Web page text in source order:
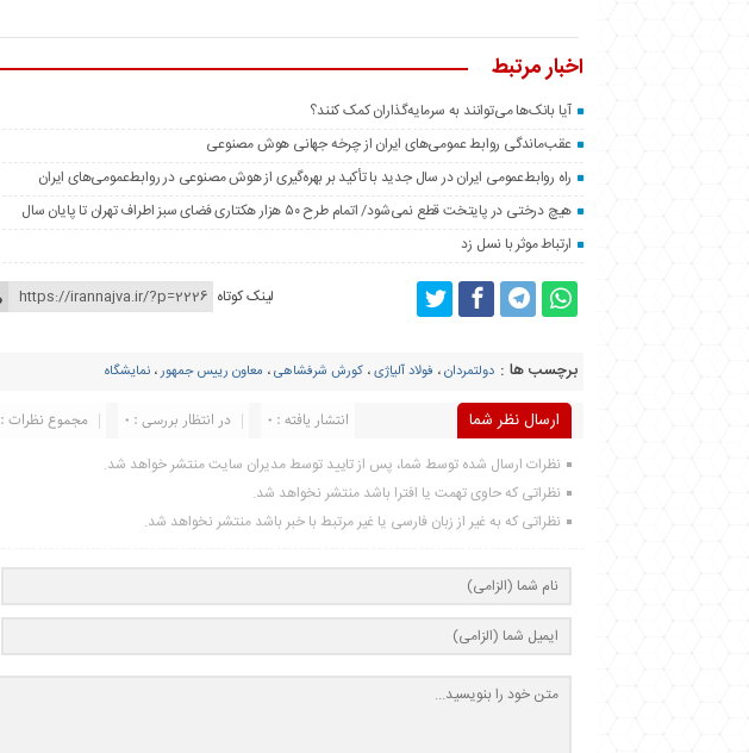
اخبار مرتبط
آیا بانک‌ها می‌توانند به سرمایه‌گذاران کمک کنند؟
عقب‌ماندگی روابط عمومی‌های ایران از چرخه جهانی هوش مصنوعی
راه روابط‌عمومی ایران در سال جدید با تأکید بر بهره‌گیری از هوش مصنوعی در روابط‌عمومی‌های ایران
هیچ درختی در پایتخت قطع نمی‌شود/ اتمام طرح ۵۰ هزار هکتاری فضای سبز اطراف تهران تا پایان سال
ارتباط موثر با نسل زد
لینک کوتاه
برچسب ها : دولتمردان، فولاد آلیاِژی، کورش شرفشاهی، معاون رییس جمهور، نمایشگاه
ارسال نظر شما مجموع نظرات : 0 در انتظار بررسی : 0 انتشار یافته : 0
نظرات ارسال شده توسط شما، پس از تایید توسط مدیران سایت منتشر خواهد شد.
نظراتی که حاوی تهمت یا افترا باشد منتشر نخواهد شد.
نظراتی که به غیر از زبان فارسی یا غیر مرتبط با خبر باشد منتشر نخواهد شد.